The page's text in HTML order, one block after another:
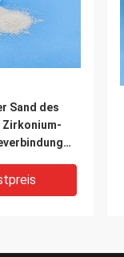
Sand des
Zirkonium-